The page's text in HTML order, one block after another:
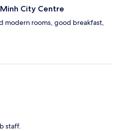
City Centre
modern rooms, good breakfast,
staff.